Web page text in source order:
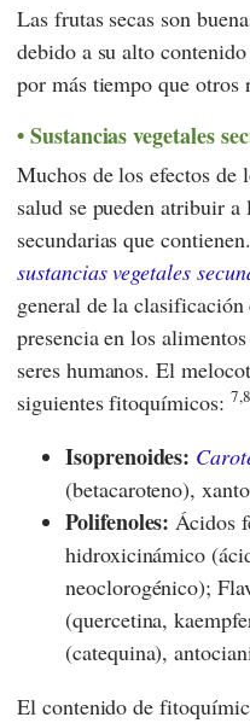
Las frutas secas son
debido a su alto
por más tiempo que otros
Sustancias vegetales
Muchos de los efectos de
salud se pueden atribuir a
secundarias que
sustancias vegetales
general de la
presencia en los
seres humanos. El
siguientes fitoquímicos:
Isoprenoides:
(betacaroteno),
Polifenoles: Ácidos
hidroxicinámico
neoclorogénico);
(quercetina,
(catequina),
El contenido de